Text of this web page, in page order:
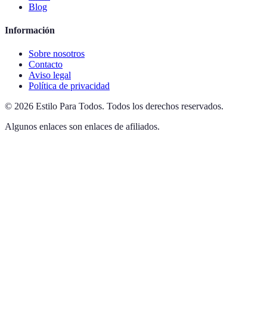
Blog
Información
Sobre nosotros
Contacto
Aviso legal
Política de privacidad
© 2026 Estilo Para Todos. Todos los derechos reservados.
Algunos enlaces son enlaces de afiliados.